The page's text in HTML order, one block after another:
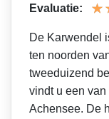
Evaluatie:
De Karwendel
ten noorden
tweeduizend
vindt u een
Achensee. De